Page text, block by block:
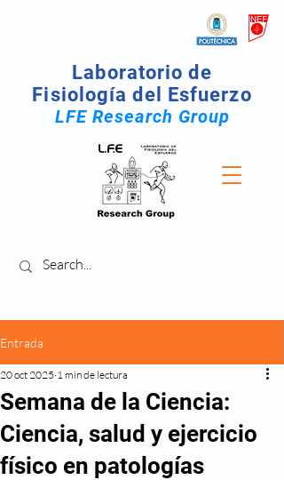
Laboratorio de
Fisiología del Esfuerzo
LFE Research Group
Entrada
Semana de la Ciencia:
Ciencia, salud y ejercicio
físico en patologías
20 oct 2025 1 min de lectura